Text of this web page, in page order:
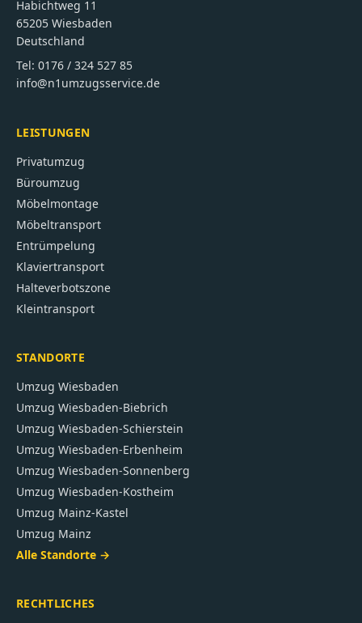
Habichtweg 11
65205 Wiesbaden
Deutschland
Tel: 0176 / 324 527 85
info@n1umzugsservice.de
LEISTUNGEN
Privatumzug
Büroumzug
Möbelmontage
Möbeltransport
Entrümpelung
Klaviertransport
Halteverbotszone
Kleintransport
STANDORTE
Umzug Wiesbaden
Umzug Wiesbaden-Biebrich
Umzug Wiesbaden-Schierstein
Umzug Wiesbaden-Erbenheim
Umzug Wiesbaden-Sonnenberg
Umzug Wiesbaden-Kostheim
Umzug Mainz-Kastel
Umzug Mainz
Alle Standorte →
RECHTLICHES